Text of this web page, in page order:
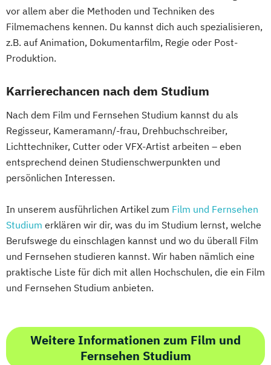
vor allem aber die Methoden und Techniken des
Filmemachens kennen. Du kannst dich auch spezialisieren,
z.B. auf Animation, Dokumentarfilm, Regie oder Post-
Produktion.
Karrierechancen nach dem Studium
Nach dem Film und Fernsehen Studium kannst du als
Regisseur, Kameramann/-frau, Drehbuchschreiber,
Lichttechniker, Cutter oder VFX-Artist arbeiten – eben
entsprechend deinen Studienschwerpunkten und
persönlichen Interessen.
In unserem ausführlichen Artikel zum Film und Fernsehen
Studium erklären wir dir, was du im Studium lernst, welche
Berufswege du einschlagen kannst und wo du überall Film
und Fernsehen studieren kannst. Wir haben nämlich eine
praktische Liste für dich mit allen Hochschulen, die ein Film
und Fernsehen Studium anbieten.
Weitere Informationen zum Film und
Fernsehen Studium